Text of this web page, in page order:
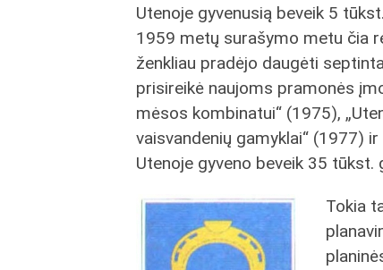
Utenoje gyvenusią beveik 5
1959 metų surašymo metu čia
ženkliau pradėjo daugėti
prisireikė naujoms pramonės
mėsos kombinatui“ (1975),
vaisvandenių gamyklai“ (1977)
Utenoje gyveno beveik 35 tūkst.
Tokia